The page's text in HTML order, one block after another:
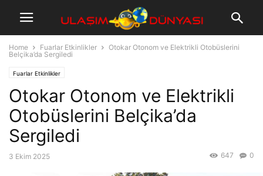
Home Fuarlar Etkinlikler
Otokar Otonom ve Elektrikli Otobüslerini
Belçika’da Sergiledi
Fuarlar Etkinlikler
Otokar Otonom ve Elektrikli
Otobüslerini Belçika’da
Sergiledi
3 Ekim 2025 0
647